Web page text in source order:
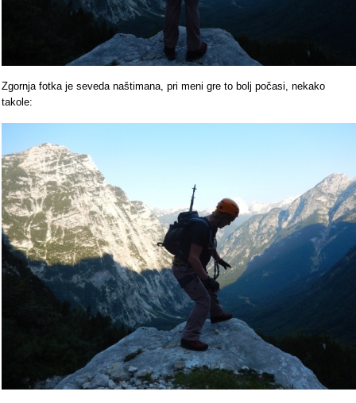
Zgornja fotka je seveda naštimana, pri meni gre to bolj počasi, nekako
takole: